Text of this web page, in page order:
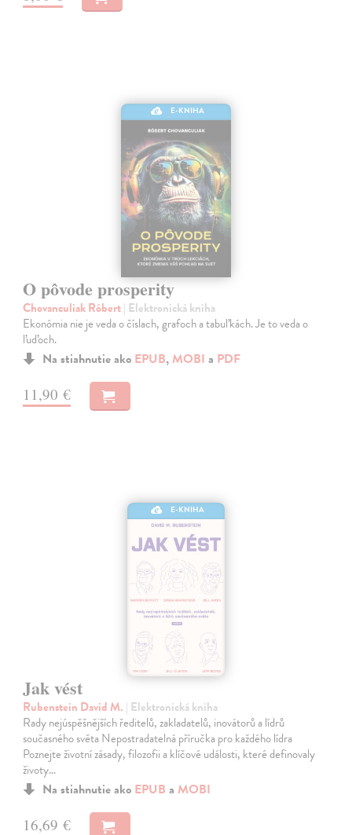
E-KNIHA
O pôvode prosperity
Chovanculiak Róbert| Elektronická kniha
Ekonómia nie je veda o číslach, grafoch a tabuľkách. Je to veda o
ľuďoch.
Na stiahnutie ako EPUB, MOBI a PDF
11,90 €
E-KNIHA
Jak vést
Rubenstein David M. | Elektronická kniha
Rady nejúspěšnějších ředitelů, zakladatelů, inovátorů a lídrů
současného světa Nepostradatelná příručka pro každého lídra
Poznejte životní zásady, filozofii a klíčové události, které definovaly
životy…
Na stiahnutie ako EPUB a MOBI
16,69 €